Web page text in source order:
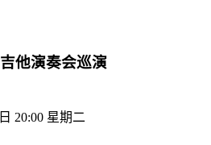
他演奏会巡演
20:00 星期二